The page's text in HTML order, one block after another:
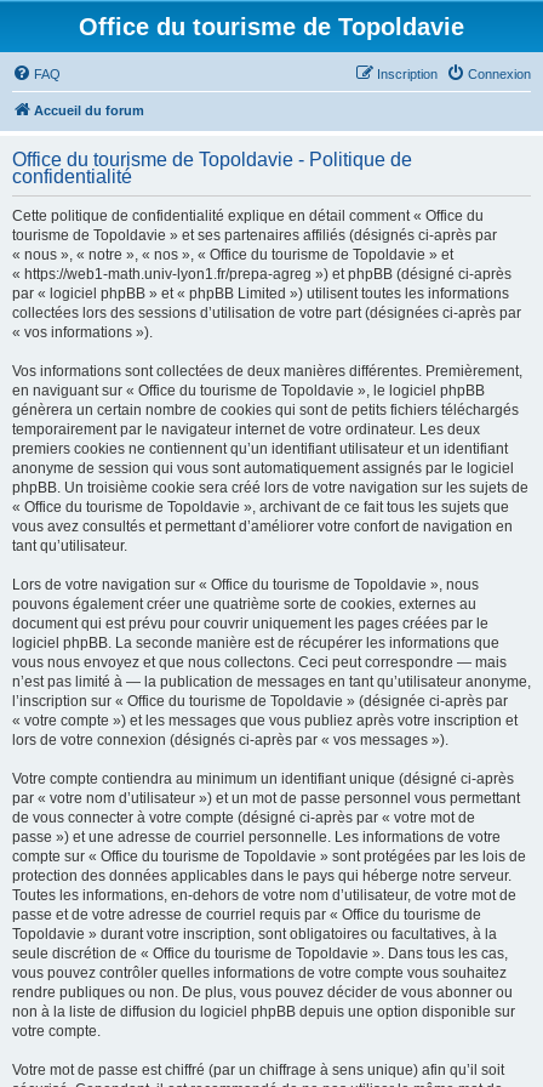
Office du tourisme de Topoldavie
FAQ Connexion
Inscription
Accueil du forum
Office du tourisme de Topoldavie - Politique de
confidentialité
Cette politique de confidentialité explique en détail comment « Office du
tourisme de Topoldavie » et ses partenaires affiliés (désignés ci-après par
« nous », « notre », « nos », « Office du tourisme de Topoldavie » et
« https://web1-math.univ-lyon1.fr/prepa-agreg ») et phpBB (désigné ci-après
par « logiciel phpBB » et « phpBB Limited ») utilisent toutes les informations
collectées lors des sessions d’utilisation de votre part (désignées ci-après par
« vos informations »).
Vos informations sont collectées de deux manières différentes. Premièrement,
en naviguant sur « Office du tourisme de Topoldavie », le logiciel phpBB
génèrera un certain nombre de cookies qui sont de petits fichiers téléchargés
temporairement par le navigateur internet de votre ordinateur. Les deux
premiers cookies ne contiennent qu’un identifiant utilisateur et un identifiant
anonyme de session qui vous sont automatiquement assignés par le logiciel
phpBB. Un troisième cookie sera créé lors de votre navigation sur les sujets de
« Office du tourisme de Topoldavie », archivant de ce fait tous les sujets que
vous avez consultés et permettant d’améliorer votre confort de navigation en
tant qu’utilisateur.
Lors de votre navigation sur « Office du tourisme de Topoldavie », nous
pouvons également créer une quatrième sorte de cookies, externes au
document qui est prévu pour couvrir uniquement les pages créées par le
logiciel phpBB. La seconde manière est de récupérer les informations que
vous nous envoyez et que nous collectons. Ceci peut correspondre — mais
n’est pas limité à — la publication de messages en tant qu’utilisateur anonyme,
l’inscription sur « Office du tourisme de Topoldavie » (désignée ci-après par
« votre compte ») et les messages que vous publiez après votre inscription et
lors de votre connexion (désignés ci-après par « vos messages »).
Votre compte contiendra au minimum un identifiant unique (désigné ci-après
par « votre nom d’utilisateur ») et un mot de passe personnel vous permettant
de vous connecter à votre compte (désigné ci-après par « votre mot de
passe ») et une adresse de courriel personnelle. Les informations de votre
compte sur « Office du tourisme de Topoldavie » sont protégées par les lois de
protection des données applicables dans le pays qui héberge notre serveur.
Toutes les informations, en-dehors de votre nom d’utilisateur, de votre mot de
passe et de votre adresse de courriel requis par « Office du tourisme de
Topoldavie » durant votre inscription, sont obligatoires ou facultatives, à la
seule discrétion de « Office du tourisme de Topoldavie ». Dans tous les cas,
vous pouvez contrôler quelles informations de votre compte vous souhaitez
rendre publiques ou non. De plus, vous pouvez décider de vous abonner ou
non à la liste de diffusion du logiciel phpBB depuis une option disponible sur
votre compte.
Votre mot de passe est chiffré (par un chiffrage à sens unique) afin qu’il soit